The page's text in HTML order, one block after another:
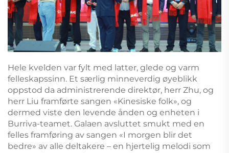
Hele kvelden var fylt med latter, glede og varm
felleskapssinn. Et særlig minneverdig øyeblikk
oppstod da administrerende direktør, herr Zhu, og
herr Liu framførte sangen «Kinesiske folk», og
dermed viste den levende ånden og enheten i
Burriva-teamet. Galaen avsluttet smukt med en
felles framføring av sangen «I morgen blir det
bedre» av alle deltakere – en hjertelig melodi som